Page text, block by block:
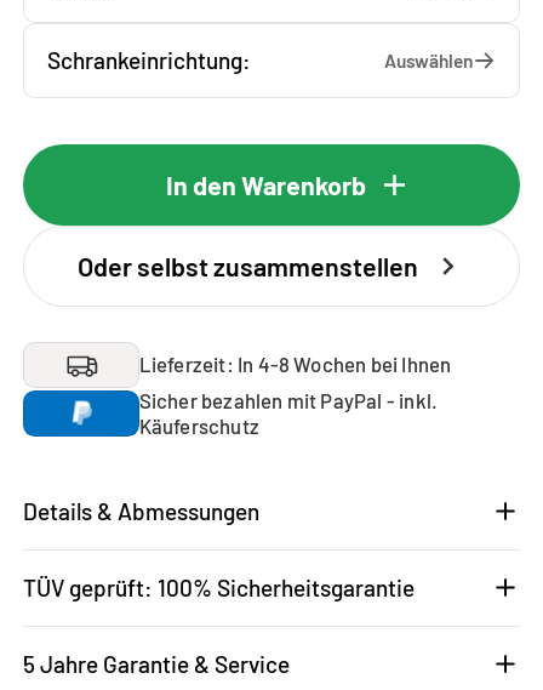
Schrankeinrichtung: Auswählen
In den Warenkorb
Oder selbst zusammenstellen
Lieferzeit: In 4-8 Wochen bei Ihnen
Sicher bezahlen mit PayPal - inkl.
Käuferschutz
Details & Abmessungen
TÜV geprüft: 100% Sicherheitsgarantie
5 Jahre Garantie & Service